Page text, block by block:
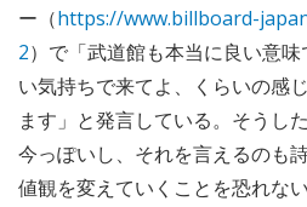
ー（https://www.billboard-
2）で「武道館も本当に良い意
い気持ちで来てよ、くらいの感
ます」と発言している。そうし
今っぽいし、それを言えるのも
値観を変えていくことを恐れな